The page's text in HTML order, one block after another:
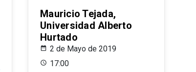
Mauricio Tejada,
Universidad Alberto
Hurtado
2 de Mayo de 2019
17:00